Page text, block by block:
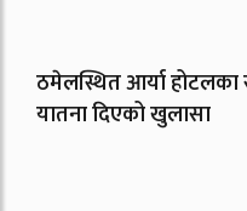
ठमेलस्थित आर्या होटलका
यातना दिएको खुलासा